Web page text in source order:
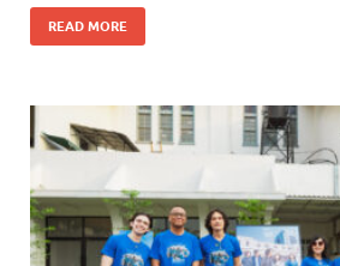
READ MORE